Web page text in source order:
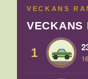
VECKANS
VECKANS
1